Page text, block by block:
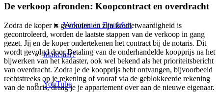
Verkopen in Frankfurt
Makelaar?
YouTube
De verkoop afronden: Koopcontract en overdracht
Zodra de koper is gevonden en zijn kredietwaardigheid is
gecontroleerd, worden de laatste stappen van de verkoop in gang
gezet. Jij en de koper ondertekenen het contract bij de notaris. Dit
wordt gevolgd door Betaling van de onderhandelde koopprijs na het
bijwerken van het kadaster, ook wel bekend als het prioriteitsbericht
van overdracht. Zodra je de koopprijs hebt ontvangen, bijvoorbeeld
rechtstreeks op je rekening of vooraf via de geblokkeerde rekening
van de notaris, draag je je appartement over aan de nieuwe eigenaar.